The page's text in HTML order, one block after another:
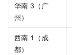
华南 3（广
州）
西南 1（成
都）